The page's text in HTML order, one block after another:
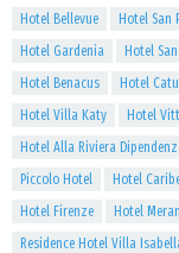
Hotel Bellevue
Hotel San
Hotel Gardenia
Hotel
Hotel Benacus
Hotel
Hotel Villa Katy
Hotel
Hotel Alla Riviera
Piccolo Hotel
Hotel
Hotel Firenze
Hotel
Residence Hotel Villa